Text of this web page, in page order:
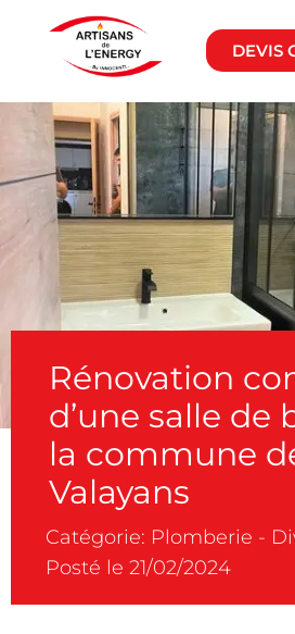
DEVIS
Rénovation
d’une salle de
la commune
Valayans
Catégorie: Plomberie -
Posté le 21/02/2024